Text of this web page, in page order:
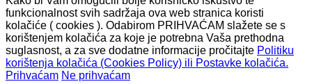
funkcionalnost svih sadržaja ova web stranica koristi
kolačiće ( cookies ). Odabirom PRIHVAĆAM slažete se s
korištenjem kolačića za koje je potrebna Vaša prethodna
suglasnost, a za sve dodatne informacije pročitajte Politiku
korištenja kolačića (Cookies Policy) ili Postavke kolačića.
Prihvaćam Ne prihvaćam